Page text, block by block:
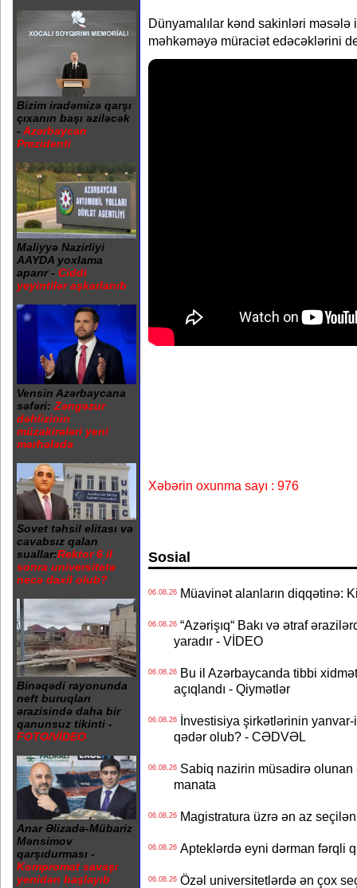
Bizim iradəmizə qarşı
çıxanın başı əziləcək
- Azərbaycan
Prezidenti
Maliyyə Nazirliyi
AAYDA yoxlama
aparır - Ciddi
yeyintilər aşkarlanıb
Vensin Azərbaycana
səfəri: Zəngəzur
dəhlizinin
müzakirələri yeni
mərhələdə
Sovet təhsil elitası və
cavabsız qalan
suallar:Rektor 6 il
sonra universitetə
necə daxil olub?
Binəqədi rayonunda
neft buruqları
ərazisində daha bir
qanunsuz tikinti -
FOTO/VİDEO
Anar Əlizadə-Mübariz
Mənsimov
qarşıdurması -
Kompromat savaşı
yenidən başlayıb
Dünyamalılar kənd sakinləri məsələ
məhkəməyə müraciət edəcəklərini
Xəbərin oxunma sayı : 976
Sosial
06.08.26Müavinət alanların diqqətinə:
06.08.26“Azərişıq“ Bakı və ətraf
yaradır - VİDEO
06.08.26Bu il Azərbaycanda tibbi
açıqlandı - Qiymətlər
06.08.26İnvestisiya şirkətlərinin yanvar-
qədər olub? - CƏDVƏL
06.08.26Sabiq nazirin müsadirə olunan
manata
06.08.26Magistratura üzrə ən az
06.08.26Apteklərdə eyni dərman fərqli
06.08.26Özəl universitetlərdə ən çox